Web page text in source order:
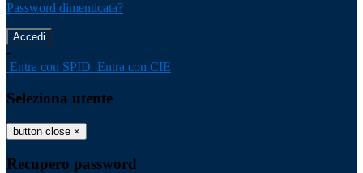
Password dimenticata?
-
Entra con SPID Entra con CIE
Seleziona utente
button close ×
Recupero password